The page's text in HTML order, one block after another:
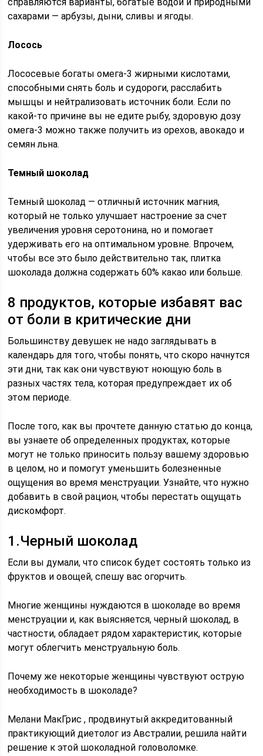
сахарами — арбузы, дыни, сливы и ягоды.
Лосось
Лососевые богаты омега-3 жирными кислотами,
способными снять боль и судороги, расслабить
мышцы и нейтрализовать источник боли. Если по
какой-то причине вы не едите рыбу, здоровую дозу
омега-3 можно также получить из орехов, авокадо и
семян льна.
Темный шоколад
Темный шоколад — отличный источник магния,
который не только улучшает настроение за счет
увеличения уровня серотонина, но и помогает
удерживать его на оптимальном уровне. Впрочем,
чтобы все это было действительно так, плитка
шоколада должна содержать 60% какао или больше.
8 продуктов, которые избавят вас
от боли в критические дни
Большинству девушек не надо заглядывать в
календарь для того, чтобы понять, что скоро начнутся
эти дни, так как они чувствуют ноющую боль в
разных частях тела, которая предупреждает их об
этом периоде.
После того, как вы прочтете данную статью до конца,
вы узнаете об определенных продуктах, которые
могут не только приносить пользу вашему здоровью
в целом, но и помогут уменьшить болезненные
ощущения во время менструации. Узнайте, что нужно
добавить в свой рацион, чтобы перестать ощущать
дискомфорт.
1.Черный шоколад
Если вы думали, что список будет состоять только из
фруктов и овощей, спешу вас огорчить.
Многие женщины нуждаются в шоколаде во время
менструации и, как выясняется, черный шоколад, в
частности, обладает рядом характеристик, которые
могут облегчить менструальную боль.
Почему же некоторые женщины чувствуют острую
необходимость в шоколаде?
Мелани МакГрис , продвинутый аккредитованный
практикующий диетолог из Австралии, решила найти
решение к этой шоколадной головоломке.